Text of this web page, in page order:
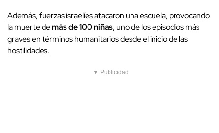
Además, fuerzas israelíes atacaron una escuela, provocando
la muerte demás de 100 niñas, uno de los episodios más
graves en términos humanitarios desde el inicio de las
hostilidades.
▼ Publicidad